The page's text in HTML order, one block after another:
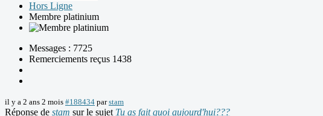
Hors Ligne
Membre platinium
Messages : 7725
Remerciements reçus 1438
il y a 2 ans 2 mois #188434 parstam
Réponse de stam sur le sujet Tu as fait quoi aujourd'hui???